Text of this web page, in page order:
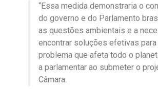
“Essa medida demonstraria o
do governo e do Parlamento
as questões ambientais e a
encontrar soluções efetivas para
problema que afeta todo o
a parlamentar ao submeter o
Câmara.